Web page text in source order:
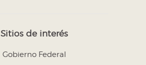
Sitios de interés
Gobierno Federal